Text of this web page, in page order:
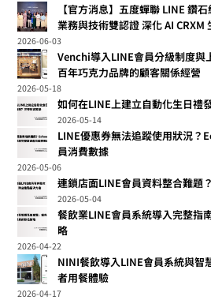
【官方消息】五度蟬聯 LINE 鑽
業務與技術雙認證 深化 AI
2026-06-03
Venchi導入LINE會員分級制度與
百年巧克力品牌的顧客關係經營
2026-05-18
如何在LINE上建立自動化生日禮
2026-05-14
LINE優惠券無法追蹤使用狀況？
員消費數據
2026-05-06
連鎖店面LINE會員資料整合難題
2026-05-04
餐飲業LINE會員系統導入完整指
略
2026-04-22
NINI餐飲導入LINE會員系統與智
者用餐體驗
2026-04-17